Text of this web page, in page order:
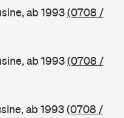
ab 1993(0708 /
ab 1993(0708 /
ab 1993(0708 /